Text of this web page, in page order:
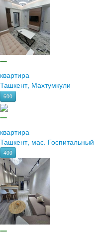
квартира
Ташкент, Махтумкули
600
квартира
Ташкент, мас. Госпитальный
400